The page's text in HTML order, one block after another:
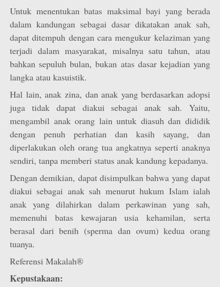
Untuk menentukan batas maksimal bayi yang berada
dalam kandungan sebagai dasar dikatakan anak sah,
dapat ditempuh dengan cara mengukur kelaziman yang
terjadi dalam masyarakat, misalnya satu tahun, atau
bahkan sepuluh bulan, bukan atas dasar kejadian yang
langka atau kasuistik.
Hal lain, anak zina, dan anak yang berdasarkan adopsi
juga tidak dapat diakui sebagai anak sah. Yaitu,
mengambil anak orang lain untuk diasuh dan dididik
dengan penuh perhatian dan kasih sayang, dan
diperlakukan oleh orang tua angkatnya seperti anaknya
sendiri, tanpa memberi status anak kandung kepadanya.
Dengan demikian, dapat disimpulkan bahwa yang dapat
diakui sebagai anak sah menurut hukum Islam ialah
anak yang dilahirkan dalam perkawinan yang sah,
memenuhi batas kewajaran usia kehamilan, serta
berasal dari benih (sperma dan ovum) kedua orang
tuanya.
Referensi Makalah®
Kepustakaan: